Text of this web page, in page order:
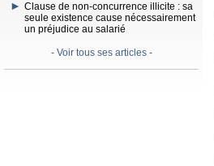
Clause de non-concurrence illicite : sa
seule existence cause nécessairement
un préjudice au salarié
- Voir tous ses articles -